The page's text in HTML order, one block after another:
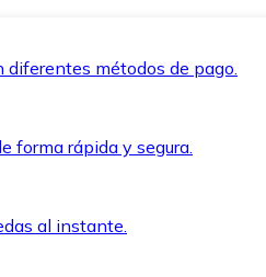
métodos de pago.
forma rápida y segura.
al instante.